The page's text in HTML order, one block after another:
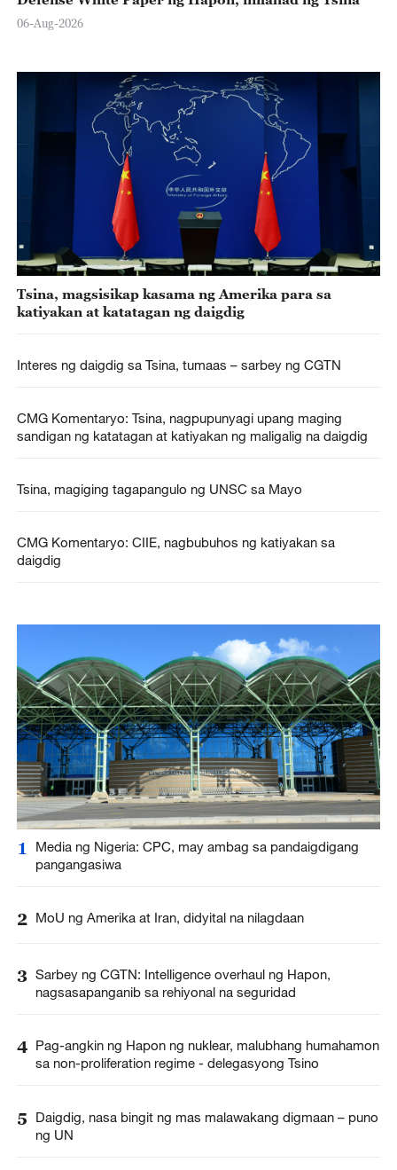
06-Aug-2026
Tsina, magsisikap kasama ng Amerika para sa
katiyakan at katatagan ng daigdig
Interes ng daigdig sa Tsina, tumaas – sarbey ng CGTN
CMG Komentaryo: Tsina, nagpupunyagi upang maging
sandigan ng katatagan at katiyakan ng maligalig na daigdig
Tsina, magiging tagapangulo ng UNSC sa Mayo
CMG Komentaryo: CIIE, nagbubuhos ng katiyakan sa
daigdig
1
Media ng Nigeria: CPC, may ambag sa pandaigdigang
pangangasiwa
2 MoU ng Amerika at Iran, didyital na nilagdaan
3 Sarbey ng CGTN: Intelligence overhaul ng Hapon,
nagsasapanganib sa rehiyonal na seguridad
4 Pag-angkin ng Hapon ng nuklear, malubhang humahamon
sa non-proliferation regime - delegasyong Tsino
5
Daigdig, nasa bingit ng mas malawakang digmaan – puno
ng UN